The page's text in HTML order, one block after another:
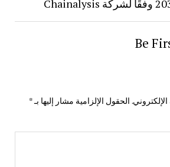
Be
الحقول الإلزامية مشار إليها بـ*